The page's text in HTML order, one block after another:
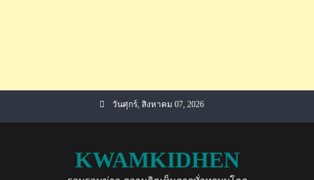
วันศุกร์, สิงหาคม 07, 2026
KWAMKIDHEN